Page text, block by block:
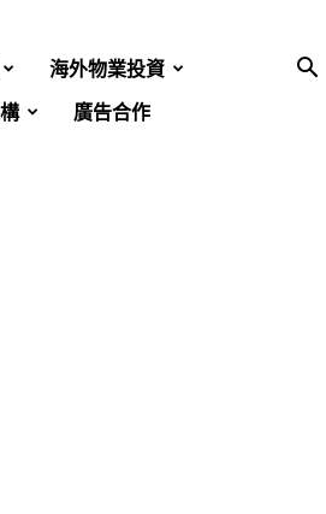
海外物業投資
廣告合作